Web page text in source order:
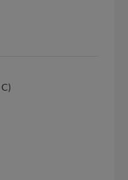
C)